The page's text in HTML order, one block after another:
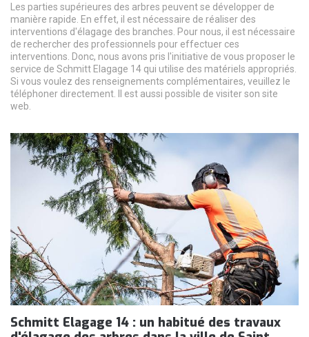
Les parties supérieures des arbres peuvent se développer de
manière rapide. En effet, il est nécessaire de réaliser des
interventions d'élagage des branches. Pour nous, il est nécessaire
de rechercher des professionnels pour effectuer ces
interventions. Donc, nous avons pris l'initiative de vous proposer le
service de Schmitt Elagage 14 qui utilise des matériels appropriés.
Si vous voulez des renseignements complémentaires, veuillez le
téléphoner directement. Il est aussi possible de visiter son site
web.
Schmitt Elagage 14 : un habitué des travaux